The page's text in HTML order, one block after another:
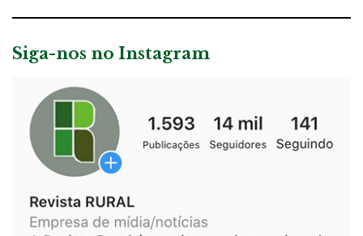
Siga-nos no Instagram